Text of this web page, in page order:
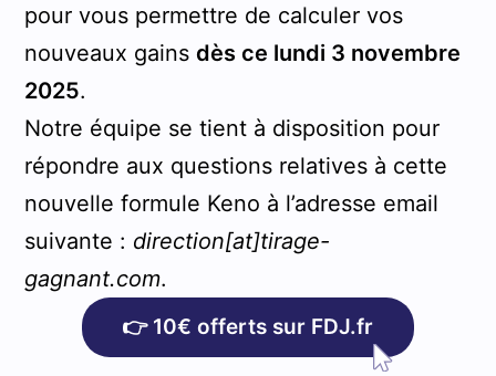
pour vous permettre de calculer vos
nouveaux gains dès ce lundi 3 novembre
2025.
Notre équipe se tient à disposition pour
répondre aux questions relatives à cette
nouvelle formule Keno à l’adresse email
suivante : direction[at]tirage-
gagnant.com.
👉 10€ offerts sur FDJ.fr